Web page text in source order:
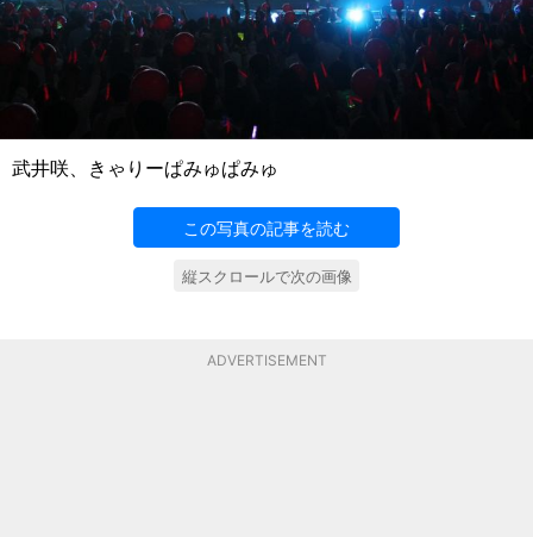
武井咲、きゃりーぱみゅぱみゅ
この写真の記事を読む
縦スクロールで次の画像
ADVERTISEMENT